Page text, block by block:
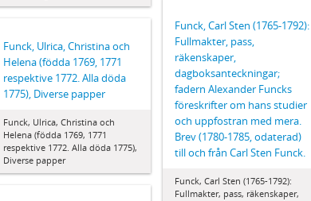
Funck, Carl Sten (1765-1792):
Fullmakter, pass,
räkenskaper,
dagboksanteckningar;
fadern Alexander Funcks
föreskrifter om hans studier
och uppfostran med mera.
Brev (1780-1785, odaterad)
till och från Carl Sten Funck.
Funck, Carl Sten (1765-1792):
Fullmakter, pass, räkenskaper,
Funck, Ulrica, Christina och
Helena (födda 1769, 1771
respektive 1772. Alla döda
1775), Diverse papper
Funck, Ulrica, Christina och
Helena (födda 1769, 1771
respektive 1772. Alla döda 1775),
Diverse papper